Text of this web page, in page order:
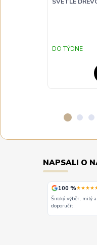
SVĚTLÉ
DO TÝDNE
NAPSALI O
100 %
Široký výběr, milý
doporučit.